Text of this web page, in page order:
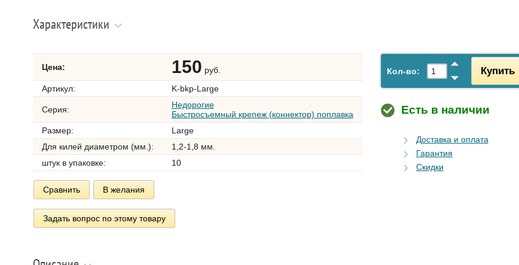
Характеристики
Цена: 150 руб.
Артикул:
K-bkp-Large
Серия:
Недорогие
Быстросъемный крепеж (коннектор) поплавка
Размер:
Large
Для килей диаметром (мм.):
1,2-1,8 мм.
штук в упаковке:
10
Сравнить В желания
Задать вопрос по этому товару
Кол-во: Купить
Есть в наличии
Доставка и оплата
Гарантия
Скидки